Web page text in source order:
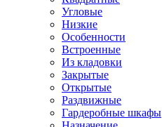
Угловые
Низкие
Особенности
Встроенные
Из кладовки
Закрытые
Открытые
Раздвижные
Гардеробные шкафы